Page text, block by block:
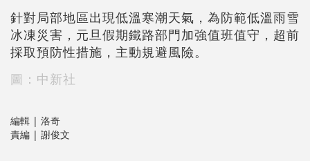
針對局部地區出現低溫寒潮天氣，為防範低溫雨雪
冰凍災害，元旦假期鐵路部門加強值班值守，超前
採取預防性措施，主動規避風險。
圖：中新社
編輯 | 洛奇
責編 | 謝俊文